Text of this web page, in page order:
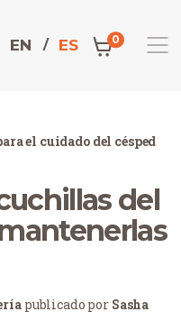
EN ES 0
el cuidado del césped
del
publicado por Sasha